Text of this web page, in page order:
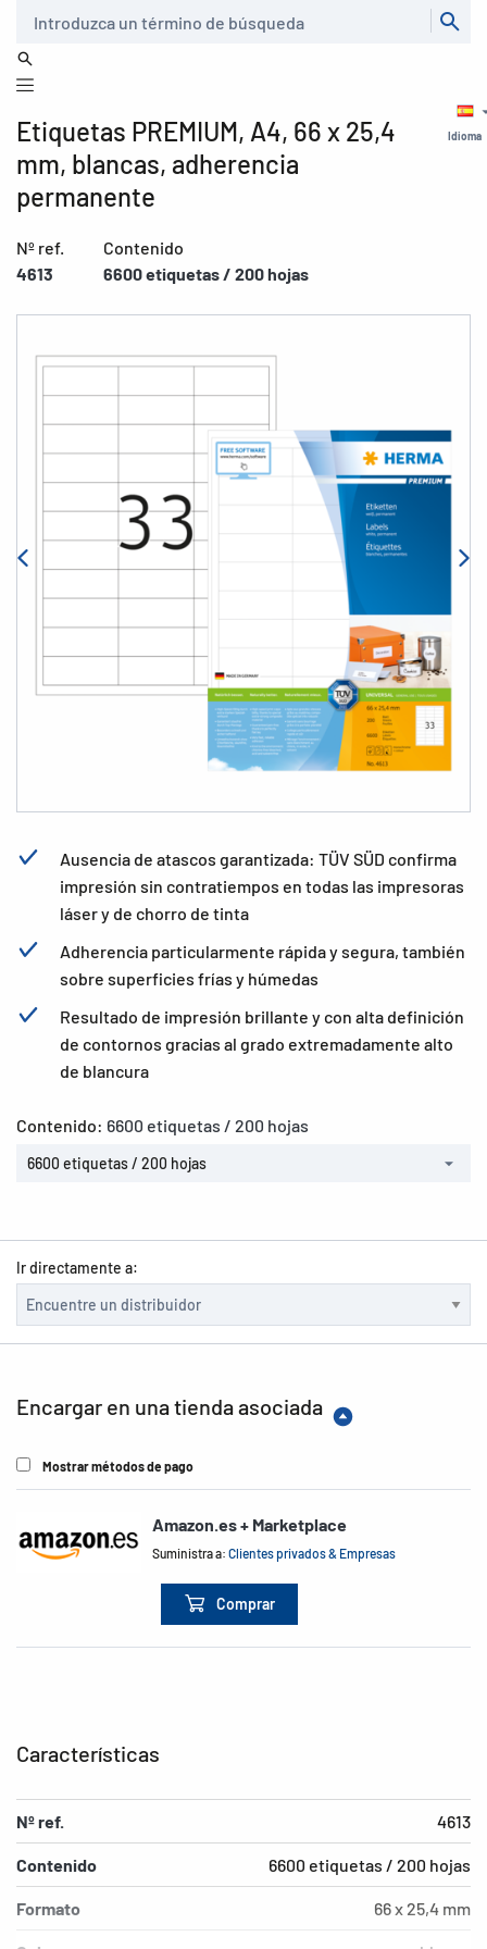
Idioma
Etiquetas PREMIUM, A4, 66 x 25,4
mm, blancas, adherencia
permanente
Nº ref.
4613
Contenido
6600 etiquetas / 200 hojas
Ausencia de atascos garantizada: TÜV SÜD confirma
impresión sin contratiempos en todas las impresoras
láser y de chorro de tinta
Adherencia particularmente rápida y segura, también
sobre superficies frías y húmedas
Resultado de impresión brillante y con alta definición
de contornos gracias al grado extremadamente alto
de blancura
Contenido: 6600 etiquetas / 200 hojas
6600 etiquetas / 200 hojas
Ir directamente a:
Encargar en una tienda asociada
Mostrar métodos de pago
Amazon.es + Marketplace
Suministra a:Clientes privados & Empresas
Comprar
Características
Nº ref. 4613
Contenido 6600 etiquetas / 200 hojas
Formato 66 x 25,4 mm